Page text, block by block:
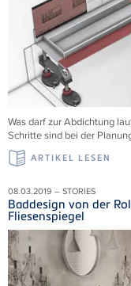
Was darf zur Abdichtung
Schritte sind bei der
ARTIKEL LESEN
08.03.2019 – STORIES
Baddesign von der
Fliesenspiegel